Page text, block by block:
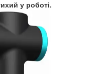
у роботі.